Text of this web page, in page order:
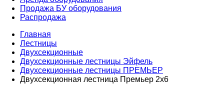
Продажа БУ оборудования
Распродажа
Главная
Лестницы
Двухсекционные
Двухсекционные лестницы Эйфель
Двухсекционные лестницы ПРЕМЬЕР
Двухсекционная лестница Премьер 2x6